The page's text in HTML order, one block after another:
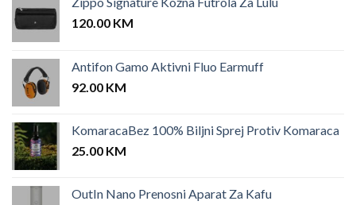
120.00 KM
Antifon Gamo Aktivni Fluo Earmuff
92.00 KM
KomaracaBez 100% Biljni Sprej Protiv Komaraca
25.00 KM
OutIn Nano Prenosni Aparat Za Kafu